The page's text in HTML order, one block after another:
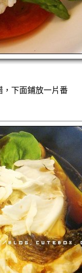
下面鋪放一片番